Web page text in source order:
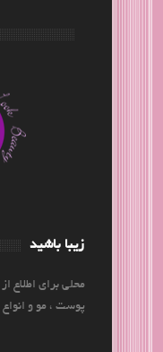
زیبا باشید
محلی برای اطلاع
پوست ، مو و